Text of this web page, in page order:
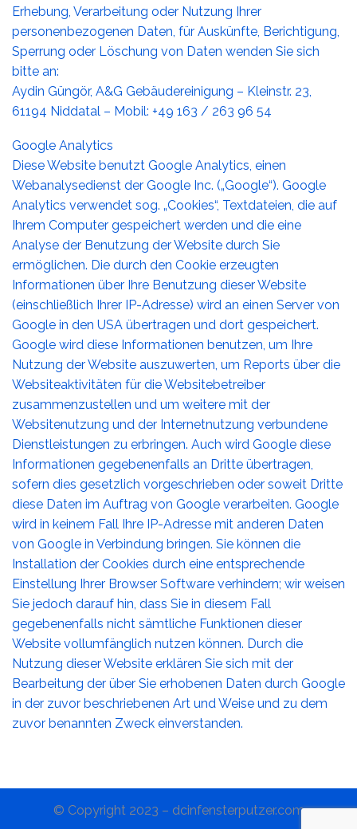
Erhebung, Verarbeitung oder Nutzung Ihrer
personenbezogenen Daten, für Auskünfte, Berichtigung,
Sperrung oder Löschung von Daten wenden Sie sich
bitte an:
Aydin Güngör, A&G Gebäudereinigung – Kleinstr. 23,
61194 Niddatal – Mobil: +49 163 / 263 96 54
Google Analytics
Diese Website benutzt Google Analytics, einen
Webanalysedienst der Google Inc. („Google“). Google
Analytics verwendet sog. „Cookies“, Textdateien, die auf
Ihrem Computer gespeichert werden und die eine
Analyse der Benutzung der Website durch Sie
ermöglichen. Die durch den Cookie erzeugten
Informationen über Ihre Benutzung dieser Website
(einschließlich Ihrer IP-Adresse) wird an einen Server von
Google in den USA übertragen und dort gespeichert.
Google wird diese Informationen benutzen, um Ihre
Nutzung der Website auszuwerten, um Reports über die
Websiteaktivitäten für die Websitebetreiber
zusammenzustellen und um weitere mit der
Websitenutzung und der Internetnutzung verbundene
Dienstleistungen zu erbringen. Auch wird Google diese
Informationen gegebenenfalls an Dritte übertragen,
sofern dies gesetzlich vorgeschrieben oder soweit Dritte
diese Daten im Auftrag von Google verarbeiten. Google
wird in keinem Fall Ihre IP-Adresse mit anderen Daten
von Google in Verbindung bringen. Sie können die
Installation der Cookies durch eine entsprechende
Einstellung Ihrer Browser Software verhindern; wir weisen
Sie jedoch darauf hin, dass Sie in diesem Fall
gegebenenfalls nicht sämtliche Funktionen dieser
Website vollumfänglich nutzen können. Durch die
Nutzung dieser Website erklären Sie sich mit der
Bearbeitung der über Sie erhobenen Daten durch Google
in der zuvor beschriebenen Art und Weise und zu dem
zuvor benannten Zweck einverstanden.
© Copyright 2023 – dcinfensterputzer.com